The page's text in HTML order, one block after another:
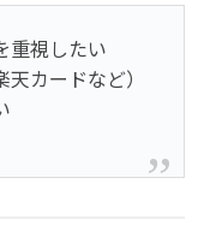
重視したい
カードなど）